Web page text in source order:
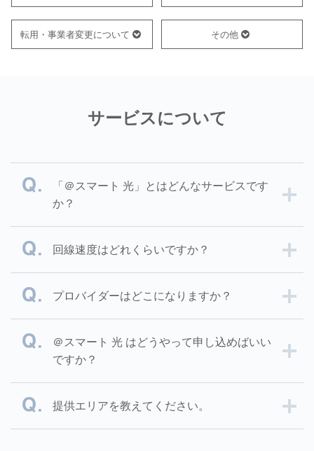
転用・事業者変更について その他
サービスについて
「＠スマート 光」とはどんなサービスです
か？
回線速度はどれくらいですか？
プロバイダーはどこになりますか？
＠スマート 光 はどうやって申し込めばいい
ですか？
提供エリアを教えてください。